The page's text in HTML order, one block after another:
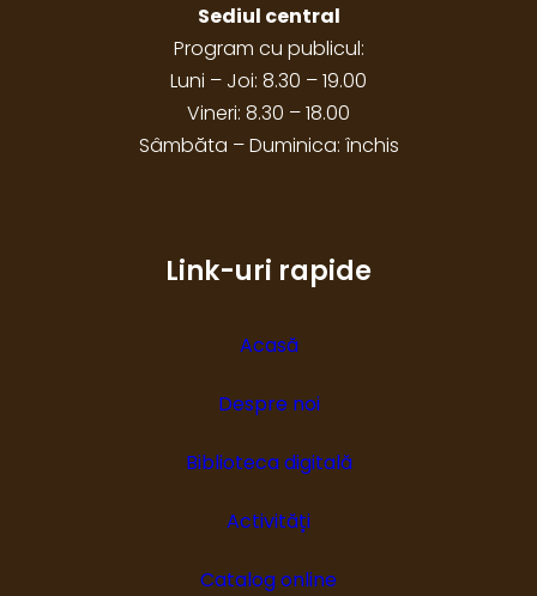
Sediul central
Program cu publicul:
Luni – Joi: 8.30 – 19.00
Vineri: 8.30 – 18.00
Sâmbăta – Duminica: închis
Link-uri rapide
Acasă
Despre noi
Biblioteca digitală
Activități
Catalog online